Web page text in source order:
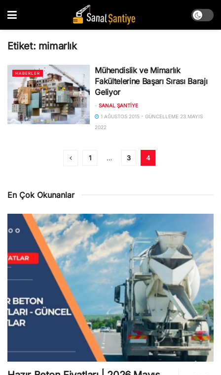
Etiket: mimarlık
HABERLER
Mühendislik ve Mimarlık
Fakültelerine Başarı Sırası Barajı
Geliyor
- SANAL ŞANTIYE
1 AĞUSTOS 2015 - GÜNCELLEME 23 MAYIS
2022
1 … 3 4
En Çok Okunanlar